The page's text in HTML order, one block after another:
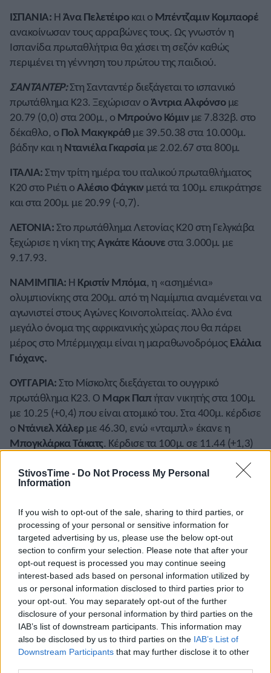
StivosTime - Do Not Process My Personal
Information
If you wish to opt-out of the sale, sharing to third parties, or
processing of your personal or sensitive information for
targeted advertising by us, please use the below opt-out
section to confirm your selection. Please note that after your
opt-out request is processed you may continue seeing
interest-based ads based on personal information utilized by
us or personal information disclosed to third parties prior to
your opt-out. You may separately opt-out of the further
disclosure of your personal information by third parties on the
IAB’s list of downstream participants. This information may
also be disclosed by us to third parties on the IAB’s List of
Downstream Participants that may further disclose it to other
ΙΣΠΑΝΙΑ: ΗΆνα Πελετέιρο και ο Μπέντζαμιν Κομπαορέ
ανακοίνωσαν τους αρραβώνες τους. Ως γνωστόν η
Ισπανίδα πρωταθλήτρια θα χάσει τη σεζόν καθώς
περιμένει τη γέννηση του πρώτου της παιδιού.
ΣΑΝΤΑΝΤΕΡ:Στη Σανταντέρ διεξάγεται το ισπανικό
πρωτάθλημα Κ23. Ξεχώρισαν οΆντρια Αλφόνσομε
20.79 (0,0) στα 200μ., ο Μπρούνο Κόμινμε 7.832β. στο
δέκαθλο, ο Πολ Μακγκράθμε 39.50.38 στα 10.000μ.
βάδην και η Ντανιέλα Γκαρσίαμε 2.02.67 στα 800μ.
ΙΤΑΛΙΑ:Στην τρίτη ημέρα του ιταλικού πρωταθλήματος
Κ20 στο Ριέτι οΑλέσιο Φάγκινμετά τα 100μ. επικράτησε
και στα 200μ. με 20.99 (-0,7).
ΛΕΤΟΝΙΑ:Στο πρωτάθλημα Λετονίας Κ20 στη Γελγκάβα
ξεχώρισε η νίκη τηςΑγκάτε Κάουνε στα 3.000μ. με
9.17.93.
ΝΑΜΙΜΠΙΑ: Η Κριστίν Μπόμα, η «ασημένια»
ολυμπιονίκης στα 200μ. από τη Ναμίμπια αναμένεται να
αγωνιστεί στους Αγώνες Κοινοπολιτείας. Άλλο ένα
μεγάλο όνομα της αφρικανικής χώρας που θα πάρει
μέρος στο Μπέρμιγχαμ είναι η μαραθωνοδρόμος Ελάλια
Γιόχανς.
ΟΥΓΓΑΡΙΑ:Στο Μίσκολτς διεξάγεται το ουγγρικό
πρωτάθλημα Κ23. Ο Μαρκ Παπήταν νικητής στα 100μ.
με 10.25 (+0,4) που είναι ατομικό του. Στα 400μ. κέρδισε
ο Ντάνιελ Χάλερμε 46.30, ενώ «νταμπλ» έκανε η
Μπογκλάρκα Τάκατς. Κέρδισε τα 100μ. σε 11.44 (+1,3)
ήταν νικήτρια στα 400μ. εμπόδια με 56.45. Έγινε και
αγώνας σκυταλοδρομίας 4×100μ. Στους άνδρες πρώτο
στις γυναίκες επικράτησε η Ουγγαρία με 44.11.
Ακολούθησε σκυταλοδρομία 4×400μ. στη δεύτερη
ημέρα των αγώνων, με την Ουγγαρία να κερδίζει στις
γυναίκες με 3.32.56.
ΟΥΚΡΑΝΙΑ:Σε αγώνα στο Ιβάνο- Φρανκίφσκ ο
ΟυκρανόςΜιχάιλο Χάβριλιουκέριξε στη σφυροβολία
77,02μ.
ΠΟΛΩΝΙΑ:Σε μίτινγκ στο Λούμπλιν ο ΠολωνόςΝτόμινικ
Κόπετςέτρεξε τα 100μ. σε 10.37 (+0,6).